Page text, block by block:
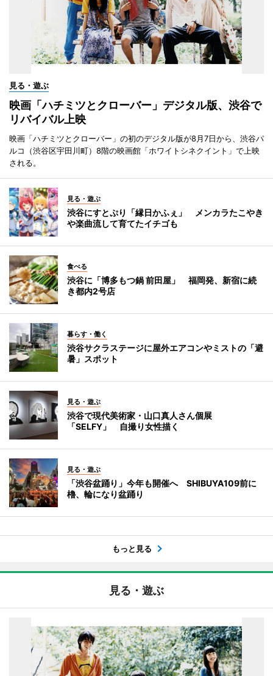
見る・遊ぶ
映画「ハチミツとクローバー」デジタル版、渋谷で
リバイバル上映
映画「ハチミツとクローバー」の初のデジタル版が8月7日から、渋谷パ
ルコ（渋谷区宇田川町）8階の映画館「ホワイトシネクイント」で上映
される。
見る・遊ぶ
渋谷にすとぷり「縁日かふぇ」 メンカラたこやき
や楽曲流して育てたイチゴも
食べる
渋谷に「博多もつ鍋 前田屋」 福岡発、新宿に続
き都内2号店
暮らす・働く
渋谷サクラステージに屋外エアコンやミストの「避
暑」スポット
見る・遊ぶ
渋谷で現代美術家・山口真人さん個展
「SELFY」 自撮り女性描く
見る・遊ぶ
「渋谷盆踊り」今年も開催へ SHIBUYA109前に
櫓、輪になり盆踊り
もっと見る
見る・遊ぶ